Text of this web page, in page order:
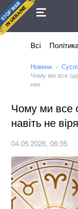
Угода
Всі
Новини
Чому ми все
них
Чому ми все
навіть не
04.05.2026, 06:35